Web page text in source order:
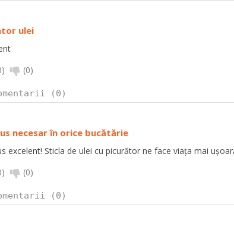
ulei
) (0)
(0)
necesar în orice bucătărie
excelent! Sticla de ulei cu picurător ne face viața mai
) (0)
(0)